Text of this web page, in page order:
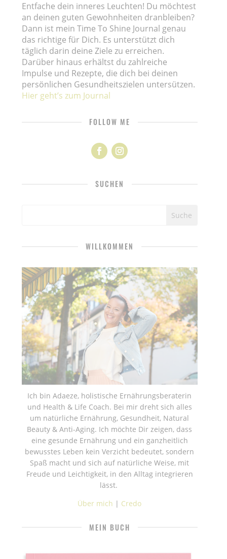
Entfache dein inneres Leuchten! Du möchtest
an deinen guten Gewohnheiten dranbleiben?
Dann ist mein Time To Shine Journal genau
das richtige für Dich. Es unterstützt dich
täglich darin deine Ziele zu erreichen.
Darüber hinaus erhältst du zahlreiche
Impulse und Rezepte, die dich bei deinen
persönlichen Gesundheitszielen untersützen.
Hier geht’s zum Journal
FOLLOW ME
SUCHEN
WILLKOMMEN
Ich bin Adaeze, holistische Ernährungsberaterin
und Health & Life Coach. Bei mir dreht sich alles
um natürliche Ernährung, Gesundheit, Natural
Beauty & Anti-Aging. Ich möchte Dir zeigen, dass
eine gesunde Ernährung und ein ganzheitlich
bewusstes Leben kein Verzicht bedeutet, sondern
Spaß macht und sich auf natürliche Weise, mit
Freude und Leichtigkeit, in den Alltag integrieren
lässt.
Über mich | Credo
MEIN BUCH